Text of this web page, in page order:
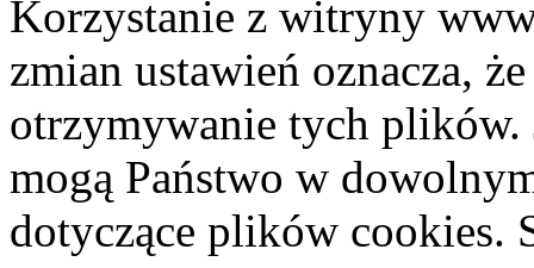
Korzystanie z witryny
zmian ustawień oznacza,
otrzymywanie tych plików.
mogą Państwo w
dotyczące plików cookies.